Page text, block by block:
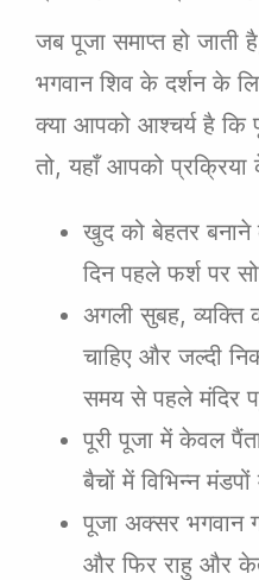
जब पूजा समाप्त हो जाती
भगवान शिव के दर्शन के
क्या आपको आश्चर्य है कि
तो, यहाँ आपको प्रक्रिया
खुद को बेहतर
दिन पहले फर्श पर
अगली सुबह, व्यक्ति
चाहिए और जल्दी
समय से पहले मंदिर
पूरी पूजा में केवल
बैचों में विभिन्न
पूजा अक्सर भगवान
और फिर राहु और